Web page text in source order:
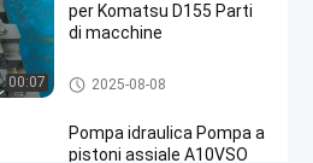
00:07
per Komatsu D155 Parti
di macchine
pompa idraulica a pistoni
2025-08-08
Pompa idraulica Pompa a
pistoni assiale A10VSO